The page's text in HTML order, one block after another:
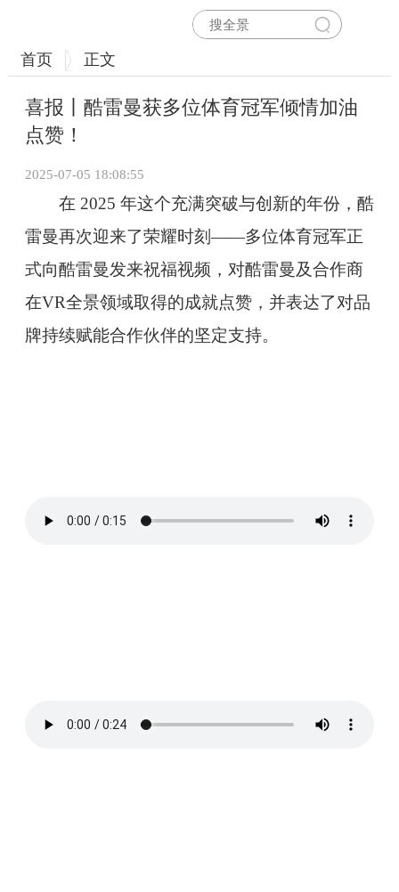
首页 正文
喜报丨酷雷曼获多位体育冠军倾情加油
点赞！
2025-07-05 18:08:55
在 2025 年这个充满突破与创新的年份，酷
雷曼再次迎来了荣耀时刻——多位体育冠军正
式向酷雷曼发来祝福视频，对酷雷曼及合作商
在VR全景领域取得的成就点赞，并表达了对品
牌持续赋能合作伙伴的坚定支持。